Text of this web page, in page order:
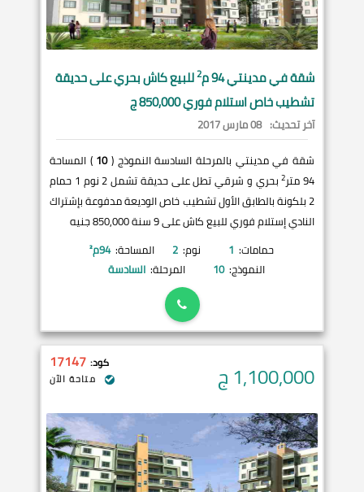
شقة فيمدينتي94 م 2للبيع كاش بحري على حديقة
تشطيب خاص استلام فوري 850,000 ج
آخر تحديث: 08 مارس 2017
شقة في مدينتي بالمرحلة السادسة النموذج (10 ) المساحة
94 متر
2
بحري و شرقي تطل على حديقة تشمل 2 نوم 1 حمام
2 بلكونة بالطابق الأول تشطيب خاص الوديعة مدفوعة بإشتراك
النادي إستلام فوري للبيع كاش على 9 سنة 850,000 جنيه
حمامات: 1 نوم: 2 المساحة: 94م²
النموذج: 10 المرحلة: السادسة
1,100,000ج كود: 17147
متاحة الآن